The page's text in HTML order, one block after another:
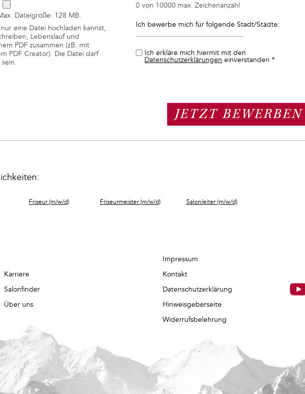
Dateigröße: 128 MB.
eine Datei hochladen kannst,
Lebenslauf und
PDF zusammen (zB. mit
PDF Creator). Die Datei darf
0 von 10000 max. Zeichenanzahl
Ich bewerbe mich für folgende Stadt/Städte:
Ich erkläre mich hiermit mit den
Datenschutzerklärungen einverstanden *
Friseur (m/w/d) Friseurmeister (m/w/d) Salonleiter (m/w/d)
Karriere
Salonfinder
Über uns
Impressum
Kontakt
Datenschutzerklärung
Hinweisgeberseite
Widerrufsbelehrung